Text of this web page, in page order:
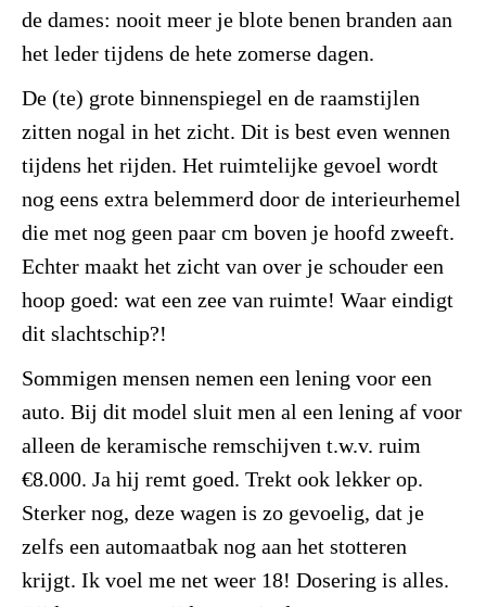
de dames: nooit meer je blote benen branden aan
het leder tijdens de hete zomerse dagen.
De (te) grote binnenspiegel en de raamstijlen
zitten nogal in het zicht. Dit is best even wennen
tijdens het rijden. Het ruimtelijke gevoel wordt
nog eens extra belemmerd door de interieurhemel
die met nog geen paar cm boven je hoofd zweeft.
Echter maakt het zicht van over je schouder een
hoop goed: wat een zee van ruimte! Waar eindigt
dit slachtschip?!
Sommigen mensen nemen een lening voor een
auto. Bij dit model sluit men al een lening af voor
alleen de keramische remschijven t.w.v. ruim
€8.000. Ja hij remt goed. Trekt ook lekker op.
Sterker nog, deze wagen is zo gevoelig, dat je
zelfs een automaatbak nog aan het stotteren
krijgt. Ik voel me net weer 18! Dosering is alles.